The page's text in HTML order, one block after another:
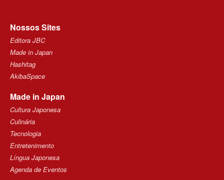
Nossos Sites
Editora JBC
Made in Japan
Hashitag
AkibaSpace
Made in Japan
Cultura Japonesa
Culinária
Tecnologia
Entretenimento
Língua Japonesa
Agenda de Eventos